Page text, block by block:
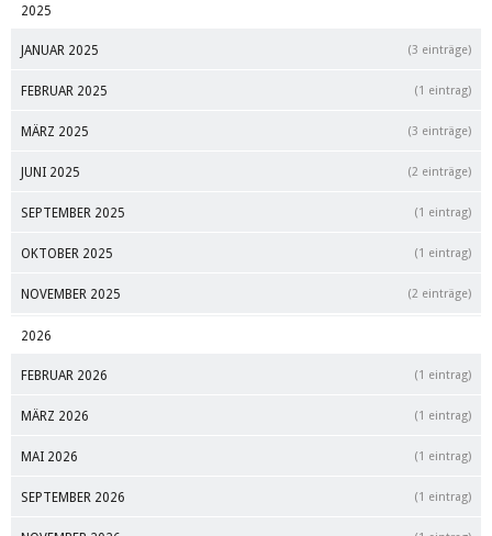
2025
JANUAR 2025 (3 einträge)
FEBRUAR 2025 (1 eintrag)
MÄRZ 2025 (3 einträge)
JUNI 2025 (2 einträge)
SEPTEMBER 2025 (1 eintrag)
OKTOBER 2025 (1 eintrag)
NOVEMBER 2025 (2 einträge)
2026
FEBRUAR 2026 (1 eintrag)
MÄRZ 2026 (1 eintrag)
MAI 2026 (1 eintrag)
SEPTEMBER 2026 (1 eintrag)